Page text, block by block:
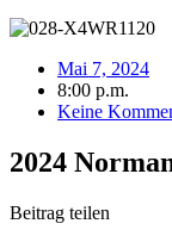
Mai 7, 2024
8:00 p.m.
Keine
2024
Beitrag teilen